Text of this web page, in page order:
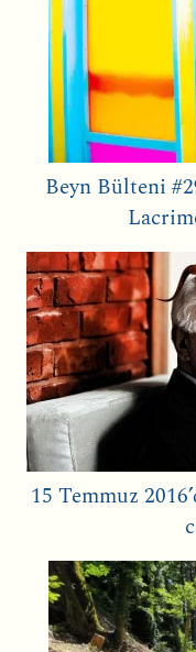
Beyn Bülteni
15 Temmuz